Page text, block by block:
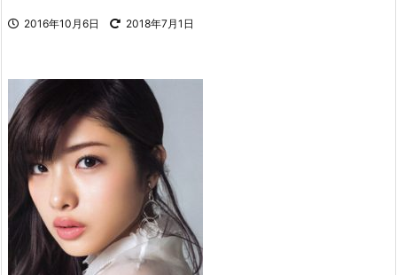
2016年10月6日 2018年7月1日